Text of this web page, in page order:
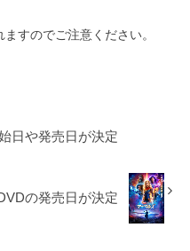
すのでご注意ください。
日や発売日が決定
の発売日が決定